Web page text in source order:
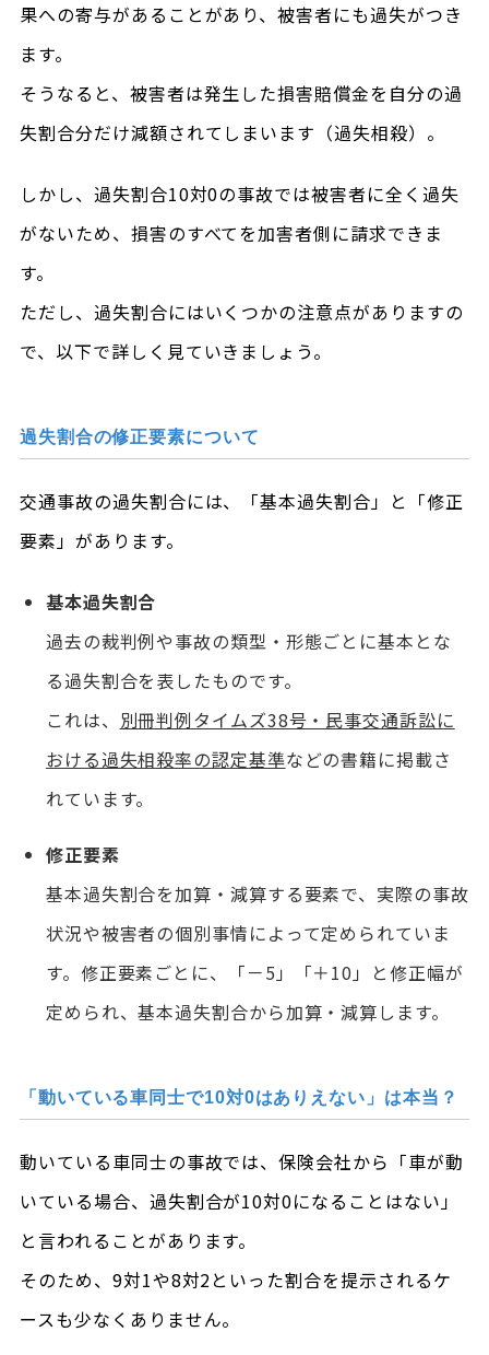
果への寄与があることがあり、被害者にも過失がつき
ます。
そうなると、被害者は発生した損害賠償金を自分の過
失割合分だけ減額されてしまいます（過失相殺）。
しかし、過失割合10対0の事故では被害者に全く過失
がないため、損害のすべてを加害者側に請求できま
す。
ただし、過失割合にはいくつかの注意点がありますの
で、以下で詳しく見ていきましょう。
過失割合の修正要素について
交通事故の過失割合には、「基本過失割合」と「修正
要素」があります。
基本過失割合
過去の裁判例や事故の類型・形態ごとに基本とな
る過失割合を表したものです。
これは、 別冊判例タイムズ38号・民事交通訴訟に
おける過失相殺率の認定基準などの書籍に掲載さ
れています。
修正要素
基本過失割合を加算・減算する要素で、実際の事故
状況や被害者の個別事情によって定められていま
す。修正要素ごとに、「－5」「＋10」と修正幅が
定められ、基本過失割合から加算・減算します。
「動いている車同士で10対0はありえない」は本当？
動いている車同士の事故では、保険会社から「車が動
いている場合、過失割合が10対0になることはない」
と言われることがあります。
そのため、9対1や8対2といった割合を提示されるケ
ースも少なくありません。